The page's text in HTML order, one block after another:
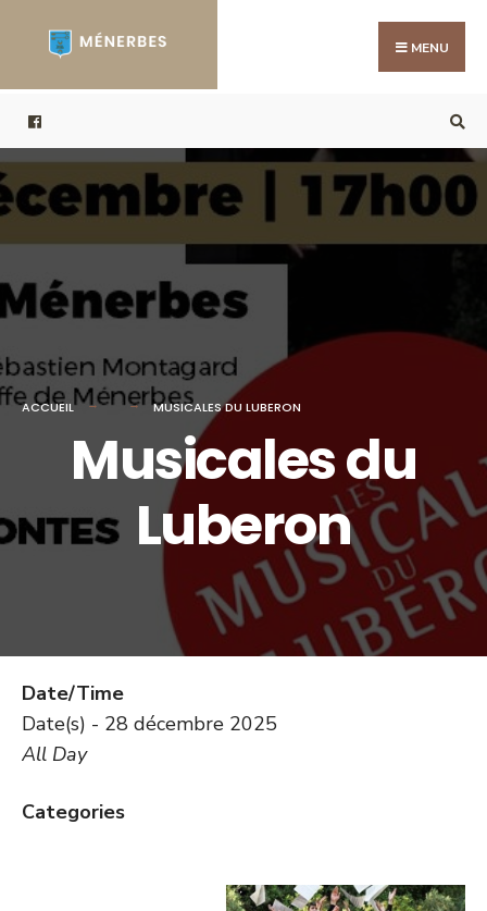
MENU
ACCUEIL MUSICALES DU LUBERON
Musicales du
Luberon
Date/Time
Date(s) - 28 décembre 2025
All Day
Categories
for: